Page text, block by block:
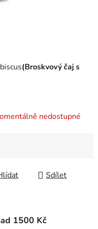
(Broskvový čaj s
nedostupné
Sdílet
1500 Kč